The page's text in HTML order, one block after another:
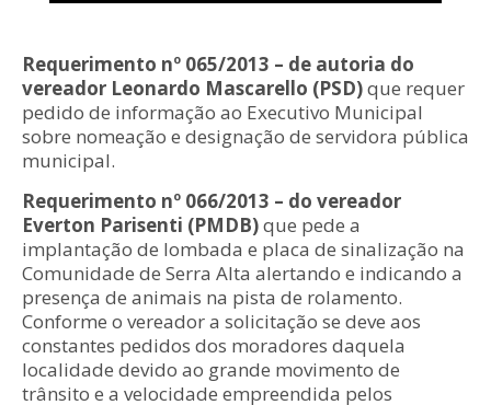
Requerimento nº 065/2013 – de autoria do
vereador Leonardo Mascarello (PSD)que requer
pedido de informação ao Executivo Municipal
sobre nomeação e designação de servidora pública
municipal.
Requerimento nº 066/2013 – do vereador
Everton Parisenti (PMDB)que pede a
implantação de lombada e placa de sinalização na
Comunidade de Serra Alta alertando e indicando a
presença de animais na pista de rolamento.
Conforme o vereador a solicitação se deve aos
constantes pedidos dos moradores daquela
localidade devido ao grande movimento de
trânsito e a velocidade empreendida pelos